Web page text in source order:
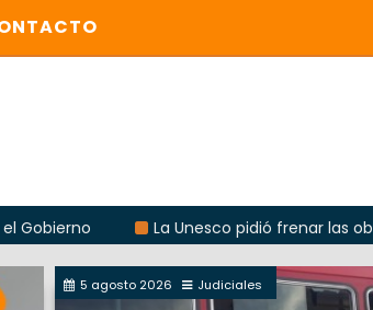
La Unesco pidió frenar las obras del
5 agosto 2026 Judiciales